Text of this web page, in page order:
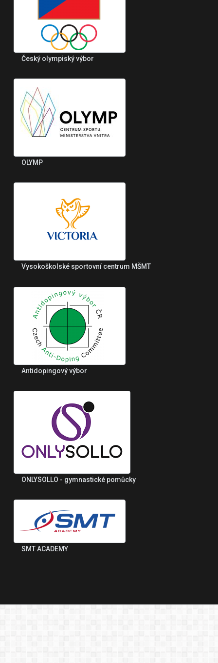
Český olympiský výbor
OLYMP
Vysokoškolské sportovní centrum MŠMT
Antidopingový výbor
ONLYSOLLO - gymnastické pomůcky
SMT ACADEMY